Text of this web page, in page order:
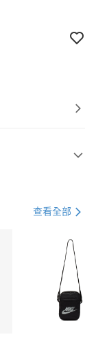
21家銀行
查看全部